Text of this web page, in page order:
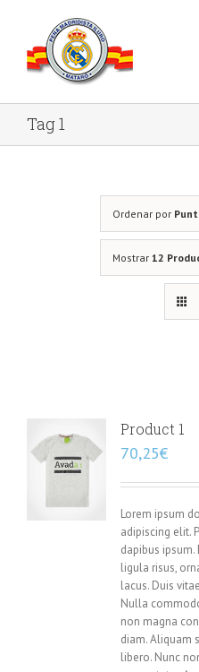
Tag 1
Ordenar por
Mostrar 12
Product 1
70,25€
Lorem ipsum
adipiscing elit.
dapibus
ligula risus,
lacus. Duis
Nulla
non magna
diam. Aliquam
libero. Nunc